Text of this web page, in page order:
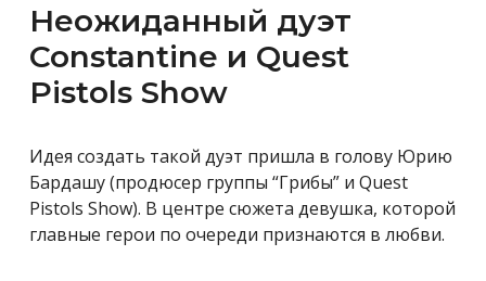
Неожиданный дуэт
Constantine и Quest
Pistols Show
Идея создать такой дуэт пришла в голову Юрию
Бардашу (продюсер группы “Грибы” и Quest
Pistols Show). В центре сюжета девушка, которой
главные герои по очереди признаются в любви.